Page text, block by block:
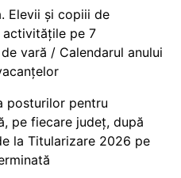
Elevii și copiii de
activitățile pe 7
vară / Calendarul anului
posturilor pentru
pe fiecare județ, după
la Titularizare 2026 pe